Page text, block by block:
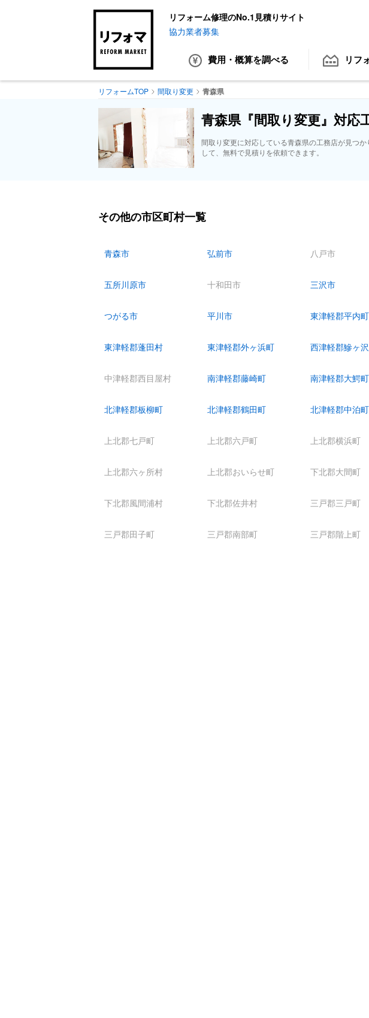
リフォーム修理のNo.1見積りサイト
協力業者募集
費用・概算を調べる リフ
リフォームTOP 間取り変更 青森県
青森県『間取り変更』対応
間取り変更に対応している青森県の工務店が見つ
して、無料で見積りを依頼できます。
その他の市区町村一覧
青森市 弘前市 八戸市
五所川原市 十和田市 三沢市
つがる市 平川市 東津軽郡平内町
東津軽郡蓬田村 東津軽郡外ヶ浜町 西津軽郡鰺ヶ
中津軽郡西目屋村 南津軽郡藤崎町 南津軽郡大鰐町
北津軽郡板柳町 北津軽郡鶴田町 北津軽郡中泊町
上北郡七戸町 上北郡六戸町 上北郡横浜町
上北郡六ヶ所村 上北郡おいらせ町 下北郡大間町
下北郡風間浦村 下北郡佐井村 三戸郡三戸町
三戸郡田子町 三戸郡南部町 三戸郡階上町